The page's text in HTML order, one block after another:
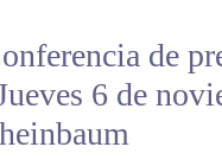
de
6 de